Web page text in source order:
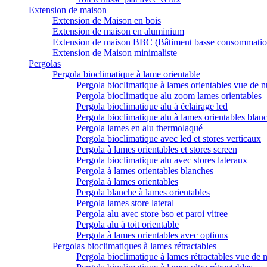
Extension de maison
Extension de Maison en bois
Extension de maison en aluminium
Extension de maison BBC (Bâtiment basse
Extension de Maison minimaliste
Pergolas
Pergola bioclimatique à lame orientable
Pergola bioclimatique à lames orientables vue de
Pergola bioclimatique alu zoom lames orientables
Pergola bioclimatique alu à éclairage led
Pergola bioclimatique alu à lames orientables
Pergola lames en alu thermolaqué
Pergola bioclimatique avec led et stores verticaux
Pergola à lames orientables et stores screen
Pergola bioclimatique alu avec stores lateraux
Pergola à lames orientables blanches
Pergola à lames orientables
Pergola blanche à lames orientables
Pergola lames store lateral
Pergola alu avec store bso et paroi vitree
Pergola alu à toit orientable
Pergola à lames orientables avec options
Pergolas bioclimatiques à lames rétractables
Pergola bioclimatique à lames rétractables vue de